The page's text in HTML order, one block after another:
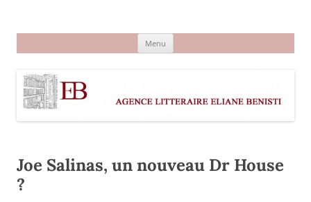
Menu
Joe Salinas, un nouveau Dr House
?